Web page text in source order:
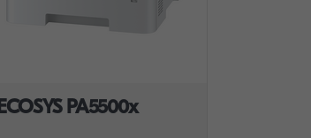
ECOSYS PA5500x